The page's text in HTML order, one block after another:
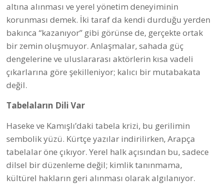
altına alınması ve yerel yönetim deneyiminin
korunması demek. İki taraf da kendi durduğu yerden
bakınca “kazanıyor” gibi görünse de, gerçekte ortak
bir zemin oluşmuyor. Anlaşmalar, sahada güç
dengelerine ve uluslararası aktörlerin kısa vadeli
çıkarlarına göre şekilleniyor; kalıcı bir mutabakata
değil.
Tabelaların Dili Var
Haseke ve Kamışlı’daki tabela krizi, bu gerilimin
sembolik yüzü. Kürtçe yazılar indirilirken, Arapça
tabelalar öne çıkıyor. Yerel halk açısından bu, sadece
dilsel bir düzenleme değil; kimlik tanınmama,
kültürel hakların geri alınması olarak algılanıyor.